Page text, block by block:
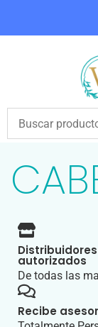
Distribuidores
autorizados
De todas las
Recibe